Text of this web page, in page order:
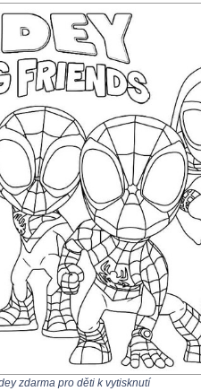
zdarma pro děti k vytisknutí